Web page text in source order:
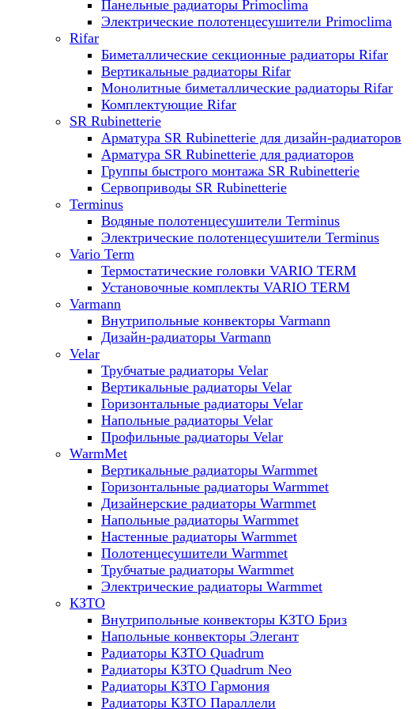
Панельные радиаторы Primoclima
Электрические полотенцесушители Primoclima
Rifar
Биметаллические секционные радиаторы Rifar
Вертикальные радиаторы Rifar
Монолитные биметаллические радиаторы Rifar
Комплектующие Rifar
SR Rubinetterie
Арматура SR Rubinetterie для дизайн-радиаторов
Арматура SR Rubinetterie для радиаторов
Группы быстрого монтажа SR Rubinetterie
Сервоприводы SR Rubinetterie
Terminus
Водяные полотенцесушители Terminus
Электрические полотенцесушители Terminus
Vario Term
Термостатические головки VARIO TERM
Установочные комплекты VARIO TERM
Varmann
Внутрипольные конвекторы Varmann
Дизайн-радиаторы Varmann
Velar
Трубчатые радиаторы Velar
Вертикальные радиаторы Velar
Горизонтальные радиаторы Velar
Напольные радиаторы Velar
Профильные радиаторы Velar
WarmMet
Вертикальные радиаторы Warmmet
Горизонтальные радиаторы Warmmet
Дизайнерские радиаторы Warmmet
Напольные радиаторы Warmmet
Настенные радиаторы Warmmet
Полотенцесушители Warmmet
Трубчатые радиаторы Warmmet
Электрические радиаторы Warmmet
КЗТО
Внутрипольные конвекторы КЗТО Бриз
Напольные конвекторы Элегант
Радиаторы КЗТО Quadrum
Радиаторы КЗТО Quadrum Neo
Радиаторы КЗТО Гармония
Радиаторы КЗТО Параллели